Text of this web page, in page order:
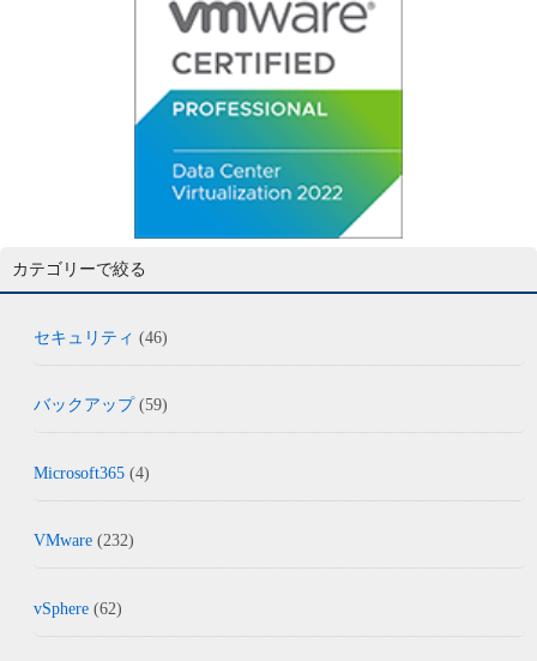
カテゴリーで絞る
セキュリティ (46)
バックアップ(59)
Microsoft365 (4)
VMware (232)
vSphere (62)